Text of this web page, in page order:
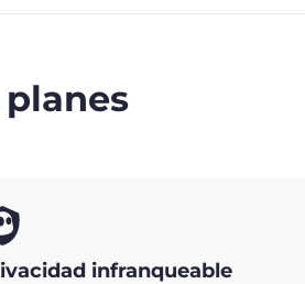
infranqueable